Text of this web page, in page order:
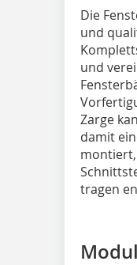
Die
und
und
Zarge
damit
tragen